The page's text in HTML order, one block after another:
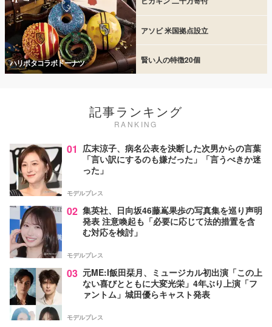
ハリポタコラボドーナツ
アソビ 米国拠点設立
賢い人の特徴20個
記事ランキング
RANKING
01 広末涼子、病名公表を決断した次男からの言葉
「言い訳にするのも嫌だった」「言うべきか迷
った」
モデルプレス
02 集英社、日向坂46藤嶌果歩の写真集を巡り声明
発表 注意喚起も「必要に応じて法的措置を含
む対応を検討」
モデルプレス
03 元ME:I飯田栞月、ミュージカル初出演「この上
ない喜びとともに大変光栄」4年ぶり上演「フ
ァントム」城田優らキャスト発表
モデルプレス